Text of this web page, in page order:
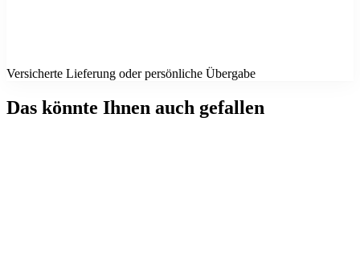
Versicherte Lieferung oder persönliche Übergabe
Das könnte Ihnen auch gefallen